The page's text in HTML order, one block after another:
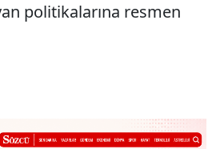
politikalarına resmen